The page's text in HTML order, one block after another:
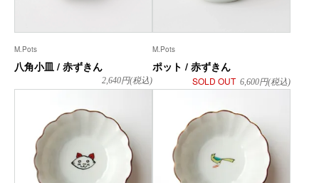
M.Pots
八角小皿 / 赤ずきん
2,640円(税込)
M.Pots
ポット / 赤ずきん
SOLD OUT 6,600円(税込)